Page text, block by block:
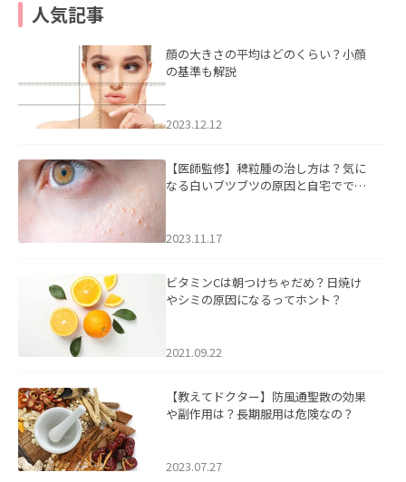
人気記事
顔の大きさの平均はどのくらい？小顔
の基準も解説
2023.12.12
【医師監修】稗粒腫の治し方は？気に
なる白いブツブツの原因と自宅ででき
2023.11.17
ビタミンCは朝つけちゃだめ？日焼け
やシミの原因になるってホント？
2021.09.22
【教えてドクター】防風通聖散の効果
や副作用は？長期服用は危険なの？
2023.07.27